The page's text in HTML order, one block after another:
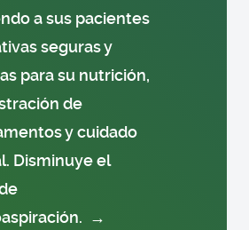
a sus pacientes
seguras y
para su nutrición,
de
y cuidado
Disminuye el
→